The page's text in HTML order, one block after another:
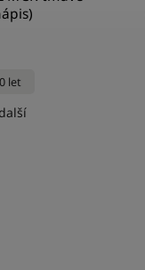
let